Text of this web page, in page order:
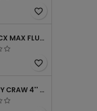
favorite_border
ASARI FCX MAX FLUOROCARBONO 100% 100MTS
favorite_border
HART SPY CRAW 4'' CINNAMON PURPLE